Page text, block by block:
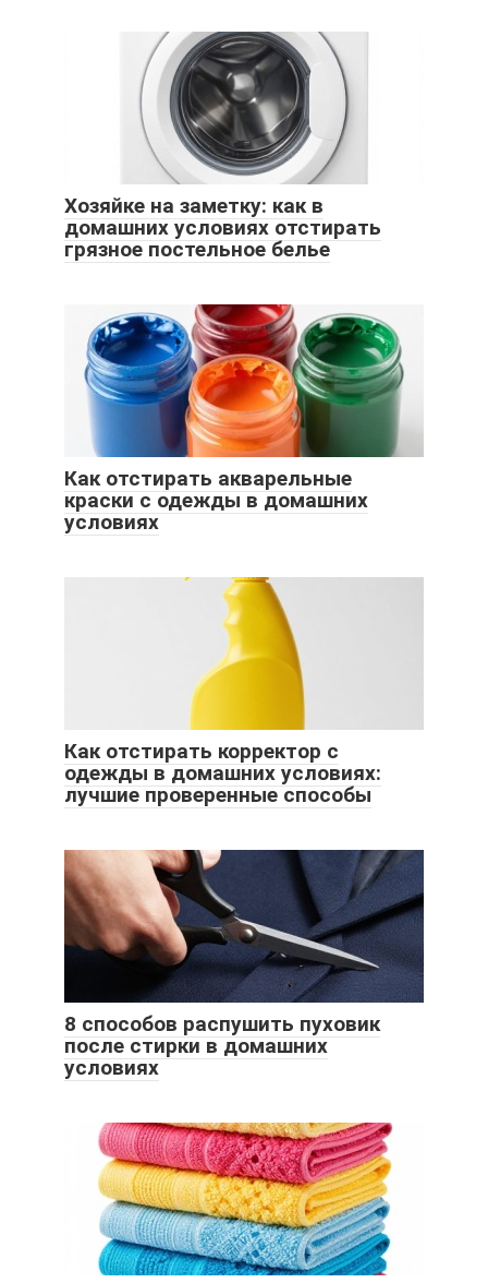
Хозяйке на заметку: как в
домашних условиях отстирать
грязное постельное белье
Как отстирать акварельные
краски с одежды в домашних
условиях
Как отстирать корректор с
одежды в домашних условиях:
лучшие проверенные способы
8 способов распушить пуховик
после стирки в домашних
условиях